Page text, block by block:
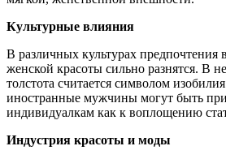
Культурные влияния
В различных культурах предпочтения
женской красоты сильно разнятся. В
толстота считается символом
иностранные мужчины могут быть
индивидуалкам как к воплощению
Индустрия красоты и моды